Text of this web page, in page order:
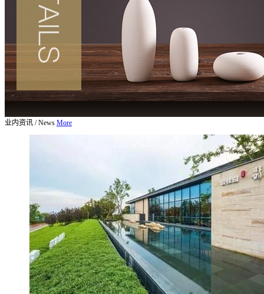
业内资讯 / News More